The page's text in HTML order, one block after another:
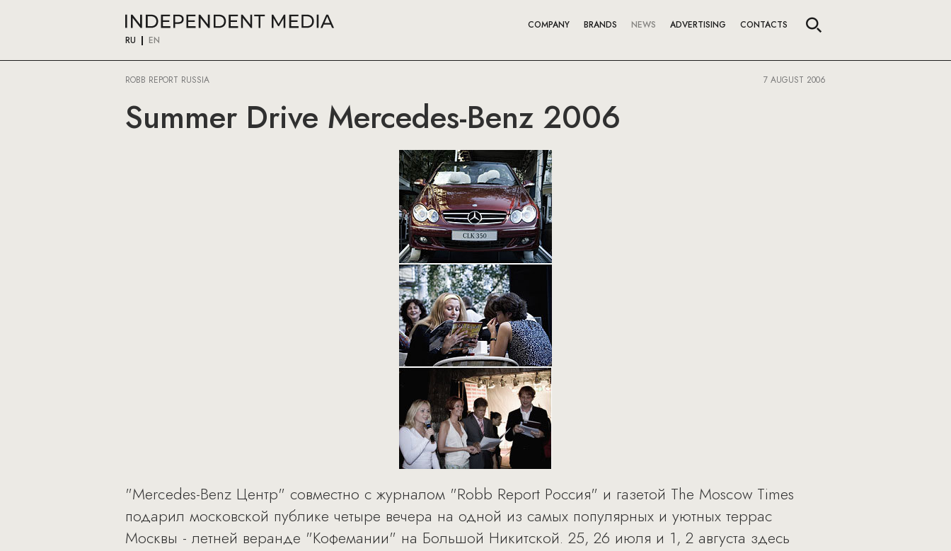
RU EN
COMPANY BRANDS NEWS ADVERTISING CONTACTS
ROBB REPORT RUSSIA 7 AUGUST 2006
Summer Drive Mercedes-Benz 2006
"Mercedes-Benz Центр" совместно с журналом "Robb Report Россия" и газетой The Moscow Times
подарил московской публике четыре вечера на одной из самых популярных и уютных террас
Москвы - летней веранде "Кофемании" на Большой Никитской. 25, 26 июля и 1, 2 августа здесь